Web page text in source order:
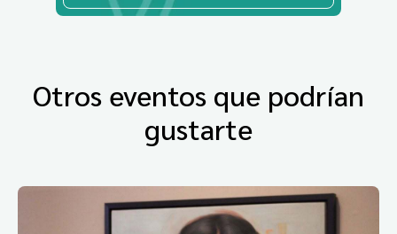
Otros eventos que podrían
gustarte